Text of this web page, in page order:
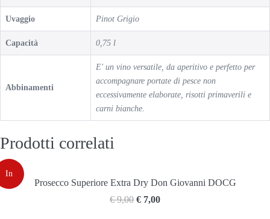
Uvaggio Pinot Grigio
Capacità 0,75 l
Abbinamenti
E' un vino versatile, da aperitivo e perfetto per
accompagnare portate di pesce non
eccessivamente elaborate, risotti primaverili e
carni bianche.
Prodotti correlati
In
Prosecco Superiore Extra Dry Don Giovanni DOCG
€9,00 Il
€ 7,00Il